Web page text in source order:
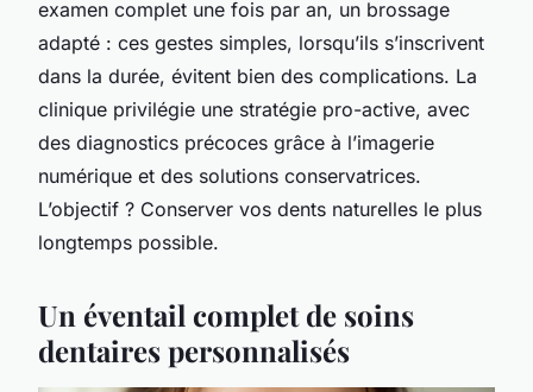
examen complet une fois par an, un brossage
adapté : ces gestes simples, lorsqu’ils s’inscrivent
dans la durée, évitent bien des complications. La
clinique privilégie une stratégie pro-active, avec
des diagnostics précoces grâce à l’imagerie
numérique et des solutions conservatrices.
L’objectif ? Conserver vos dents naturelles le plus
longtemps possible.
Un éventail complet de soins
dentaires personnalisés